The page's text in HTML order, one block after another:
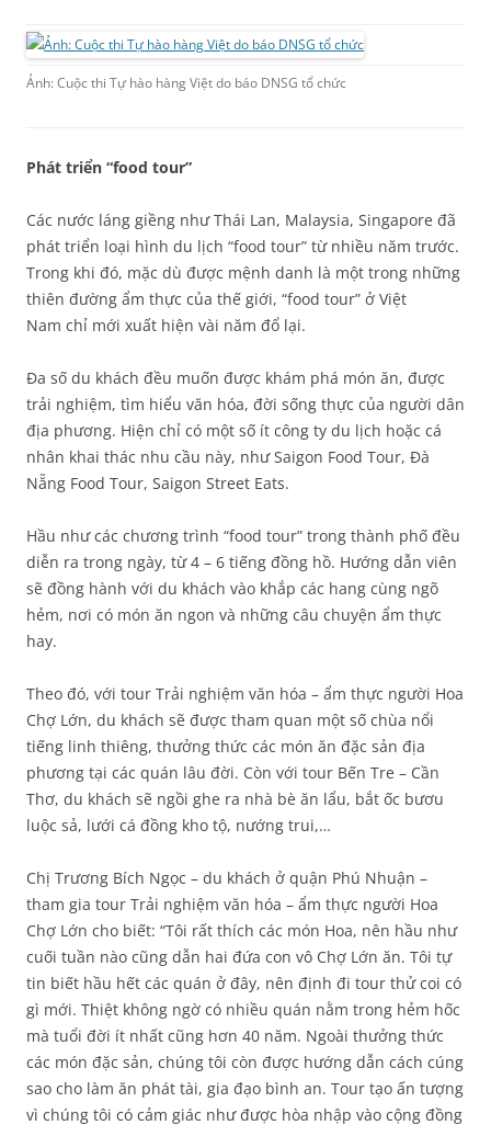
Ảnh: Cuộc thi Tự hào hàng Việt do báo DNSG tổ chức
Phát triển “food tour”
Các nước láng giềng như Thái Lan, Malaysia, Singapore đã
phát triển loại hình du lịch “food tour” từ nhiều năm trước.
Trong khi đó, mặc dù được mệnh danh là một trong những
thiên đường ẩm thực của thế giới, “food tour” ở Việt
Nam chỉ mới xuất hiện vài năm đổ lại.
Đa số du khách đều muốn được khám phá món ăn, được
trải nghiệm, tìm hiểu văn hóa, đời sống thực của người dân
địa phương. Hiện chỉ có một số ít công ty du lịch hoặc cá
nhân khai thác nhu cầu này, như Saigon Food Tour, Đà
Nẵng Food Tour, Saigon Street Eats.
Hầu như các chương trình “food tour” trong thành phố đều
diễn ra trong ngày, từ 4 – 6 tiếng đồng hồ. Hướng dẫn viên
sẽ đồng hành với du khách vào khắp các hang cùng ngõ
hẻm, nơi có món ăn ngon và những câu chuyện ẩm thực
hay.
Theo đó, với tour Trải nghiệm văn hóa – ẩm thực người Hoa
Chợ Lớn, du khách sẽ được tham quan một số chùa nổi
tiếng linh thiêng, thưởng thức các món ăn đặc sản địa
phương tại các quán lâu đời. Còn với tour Bến Tre – Cần
Thơ, du khách sẽ ngồi ghe ra nhà bè ăn lẩu, bắt ốc bươu
luộc sả, lưới cá đồng kho tộ, nướng trui,…
Chị Trương Bích Ngọc – du khách ở quận Phú Nhuận –
tham gia tour Trải nghiệm văn hóa – ẩm thực người Hoa
Chợ Lớn cho biết: “Tôi rất thích các món Hoa, nên hầu như
cuối tuần nào cũng dẫn hai đứa con vô Chợ Lớn ăn. Tôi tự
tin biết hầu hết các quán ở đây, nên định đi tour thử coi có
gì mới. Thiệt không ngờ có nhiều quán nằm trong hẻm hốc
mà tuổi đời ít nhất cũng hơn 40 năm. Ngoài thưởng thức
các món đặc sản, chúng tôi còn được hướng dẫn cách cúng
sao cho làm ăn phát tài, gia đạo bình an. Tour tạo ấn tượng
vì chúng tôi có cảm giác như được hòa nhập vào cộng đồng